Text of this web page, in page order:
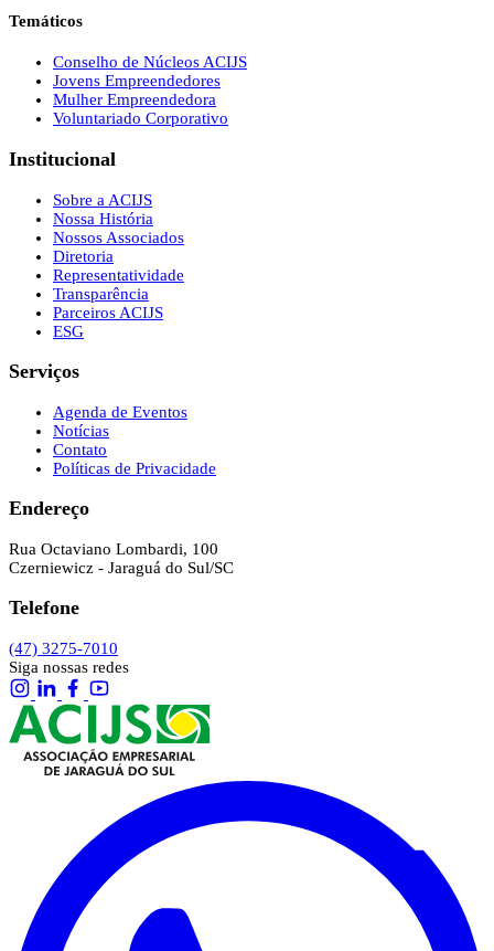
Temáticos
Conselho de Núcleos ACIJS
Jovens Empreendedores
Mulher Empreendedora
Voluntariado Corporativo
Institucional
Sobre a ACIJS
Nossa História
Nossos Associados
Diretoria
Representatividade
Transparência
Parceiros ACIJS
ESG
Serviços
Agenda de Eventos
Notícias
Contato
Políticas de Privacidade
Endereço
Rua Octaviano Lombardi, 100
Czerniewicz - Jaraguá do Sul/SC
Telefone
(47) 3275-7010
Siga nossas redes